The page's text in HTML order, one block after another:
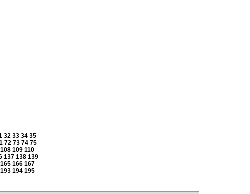
32 33 34 35
72 73 74 75
108 109 110
137 138 139
165 166 167
193 194 195